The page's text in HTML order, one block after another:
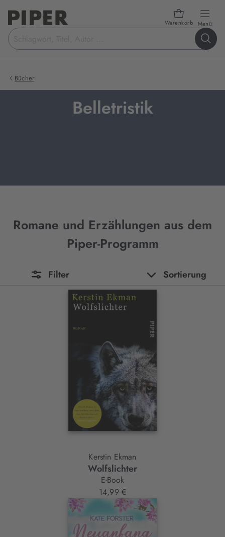
Warenkorb Menü
Suchbegriff
eingeben
Bücher
Belletristik
Romane und Erzählungen aus dem
Piper-Programm
Filter Sortierung
Kerstin Ekman
Wolfslichter
E-Book
14,99 €